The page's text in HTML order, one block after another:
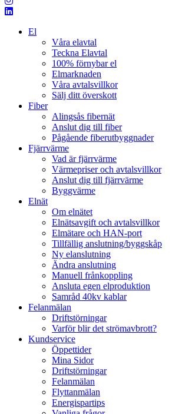
El
Våra elavtal
Teckna Elavtal
100% förnybar el
Elmarknaden
Våra avtalsvillkor
Sälj ditt överskott
Fiber
Alingsås fibernät
Anslut dig till fiber
Pågående fiberutbyggnader
Fjärrvärme
Vad är fjärrvärme
Värmepriser och avtalsvillkor
Anslut dig till fjärrvärme
Byggvärme
Elnät
Om elnätet
Elnätsavgift och avtalsvillkor
Elmätare och HAN-port
Tillfällig anslutning/byggskåp
Ny elanslutning
Ändra anslutning
Manuell frånkoppling
Ansluta egen elproduktion
Samråd 40kv kablar
Felanmälan
Driftstörningar
Varför blir det strömavbrott?
Kundservice
Öppettider
Mina Sidor
Driftstörningar
Felanmälan
Flyttanmälan
Energispartips